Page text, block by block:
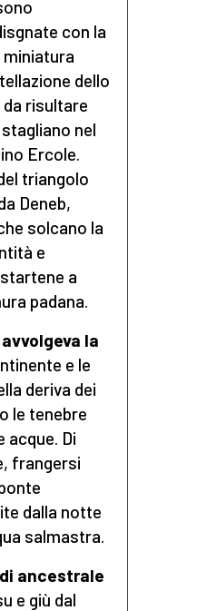
con la
dello
risultare
nel
Ercole.
triangolo
Deneb,
solcano la
e
a
padana.
la
e le
deriva dei
le tenebre
acque. Di
frangersi
dalla notte
salmastra.
ancestrale
e giù dal